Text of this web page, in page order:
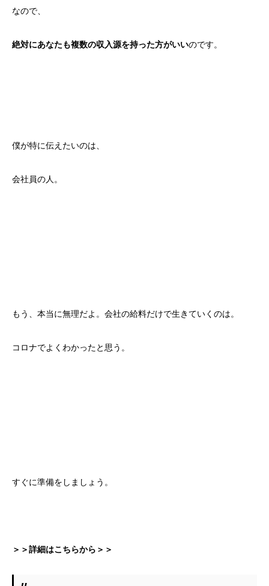
なので、
絶対にあなたも複数の収入源を持った方がいいのです。
僕が特に伝えたいのは、
会社員の人。
もう、本当に無理だよ。会社の給料だけで生きていくのは。
コロナでよくわかったと思う。
すぐに準備をしましょう。
＞＞詳細はこちらから＞＞